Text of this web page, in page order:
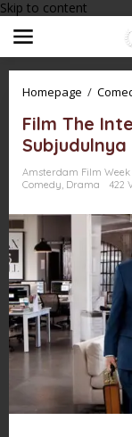
Skip to content
Homepage /
Film The
Subjudulnya
Amsterdam Film Week
Comedy, Drama 422